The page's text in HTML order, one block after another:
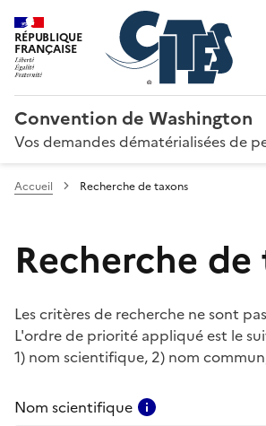
RÉPUBLIQUE
FRANÇAISE
Convention de Washington
Vos demandes dématérialisées de
Accueil Recherche de taxons
Recherche
Les critères de recherche ne sont
L'ordre de priorité appliqué est le
1) nom scientifique, 2) nom
Nom scientifique